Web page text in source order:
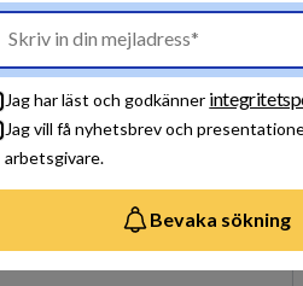
Jag har läst och godkänner
Jag vill få nyhetsbrev och
arbetsgivare.
Bevaka sökning